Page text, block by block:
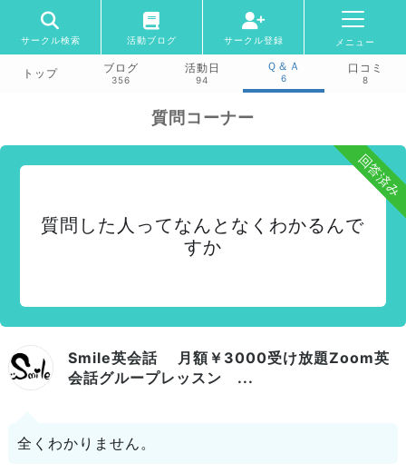
サークル検索 活動ブログ サークル登録 メニュー
トップ ブログ
356
活動日
94
Ｑ＆Ａ
6
口コミ
8
質問コーナー
回答済み
質問した人ってなんとなくわかるんで
すか
Smile英会話 月額￥3000受け放題Zoom英
会話グループレッスン ...
全くわかりません。